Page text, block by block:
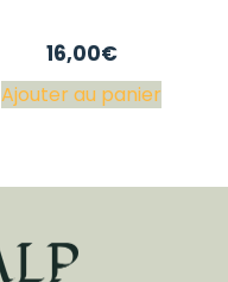
16,00€
Ajouter au panier